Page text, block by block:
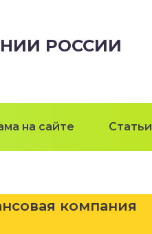
РОССИИ
на сайте Статьи
компания